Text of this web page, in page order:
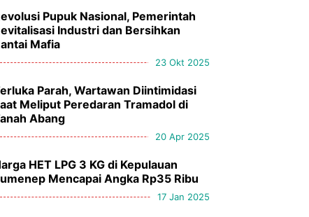
Pupuk Nasional, Pemerintah
Industri dan Bersihkan
Mafia
23 Okt 2025
Parah, Wartawan Diintimidasi
Meliput Peredaran Tramadol di
Abang
20 Apr 2025
HET LPG 3 KG di Kepulauan
Mencapai Angka Rp35 Ribu
17 Jan 2025